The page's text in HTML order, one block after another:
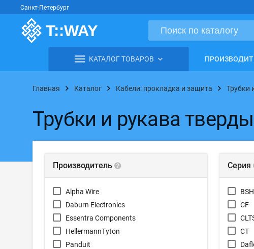
Санкт-Петербург
КАТАЛОГ ТОВАРОВ
Главная Каталог Кабели: прокладка и защита Трубки
Трубки и рукава
Производитель
Alpha Wire
Daburn Electronics
Essentra Components
HellermannTyton
Panduit
Серия
CF
CT